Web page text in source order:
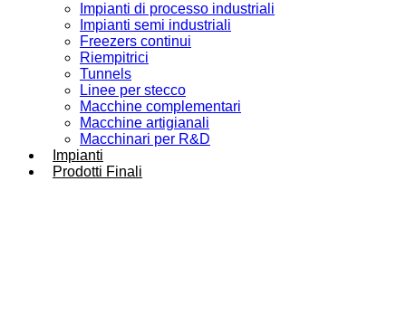
Impianti di processo industriali
Impianti semi industriali
Freezers continui
Riempitrici
Tunnels
Linee per stecco
Macchine complementari
Macchine artigianali
Macchinari per R&D
Impianti
Prodotti Finali